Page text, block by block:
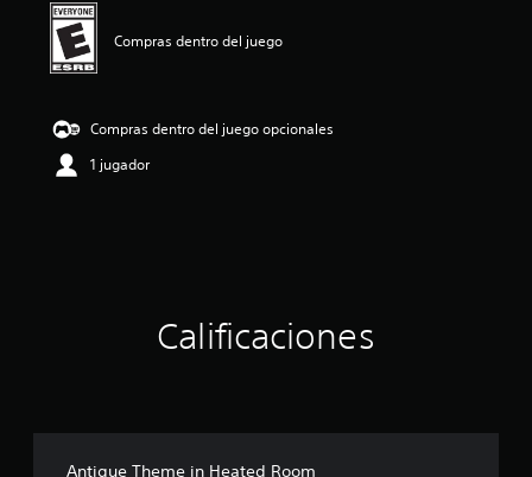
c
o
s
Compras dentro del juego
Compras dentro del juego opcionales
1 jugador
Calificaciones
Antique Theme in Heated Room